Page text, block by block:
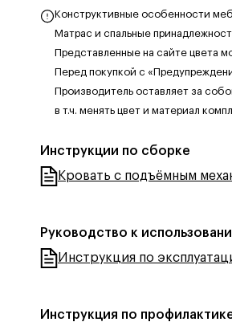
Конструктивные особенности
Матрас и спальные
Представленные на сайте цвета
Перед покупкой с
Производитель оставляет за
в т.ч. менять цвет и материал
Инструкции по сборке
Кровать с подъёмным
Руководство к
Инструкция по
Инструкция по